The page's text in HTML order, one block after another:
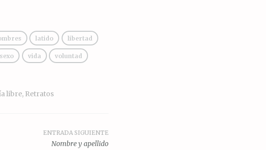
latido libertad
sexo vida voluntad
libre, Retratos
ENTRADA SIGUIENTE
Nombre y apellido